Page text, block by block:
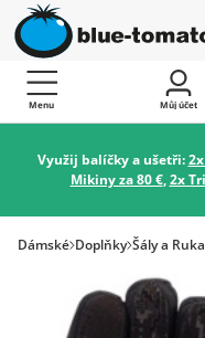
Menu Můj účet
Využij balíčky a ušetři:
Mikiny za 80 €,2x
Dámské Doplňky Šály a